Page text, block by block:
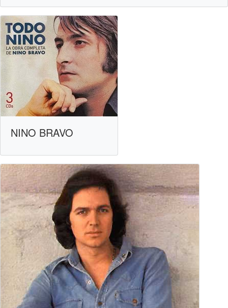
NINO BRAVO